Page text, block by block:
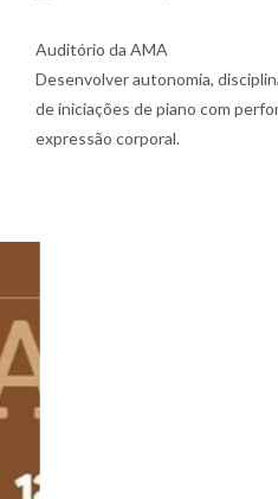
Auditório da AMA
Desenvolver autonomia,
de iniciações de piano com
expressão corporal.